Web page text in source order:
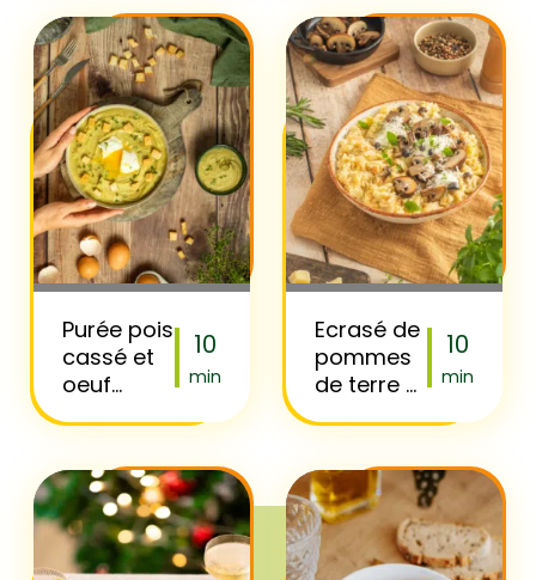
sésame
Purée pois
cassé et
oeuf
10
min
Ecrasé de
pommes
de terre et
champignons
sautés
10
min